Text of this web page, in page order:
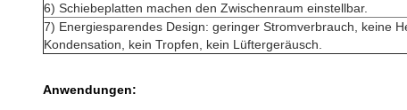
6) Schiebeplatten machen den Zwischenraum einstellbar.
7) Energiesparendes Design: geringer Stromverbrauch, keine
Kondensation, kein Tropfen, kein Lüftergeräusch.
Anwendungen: